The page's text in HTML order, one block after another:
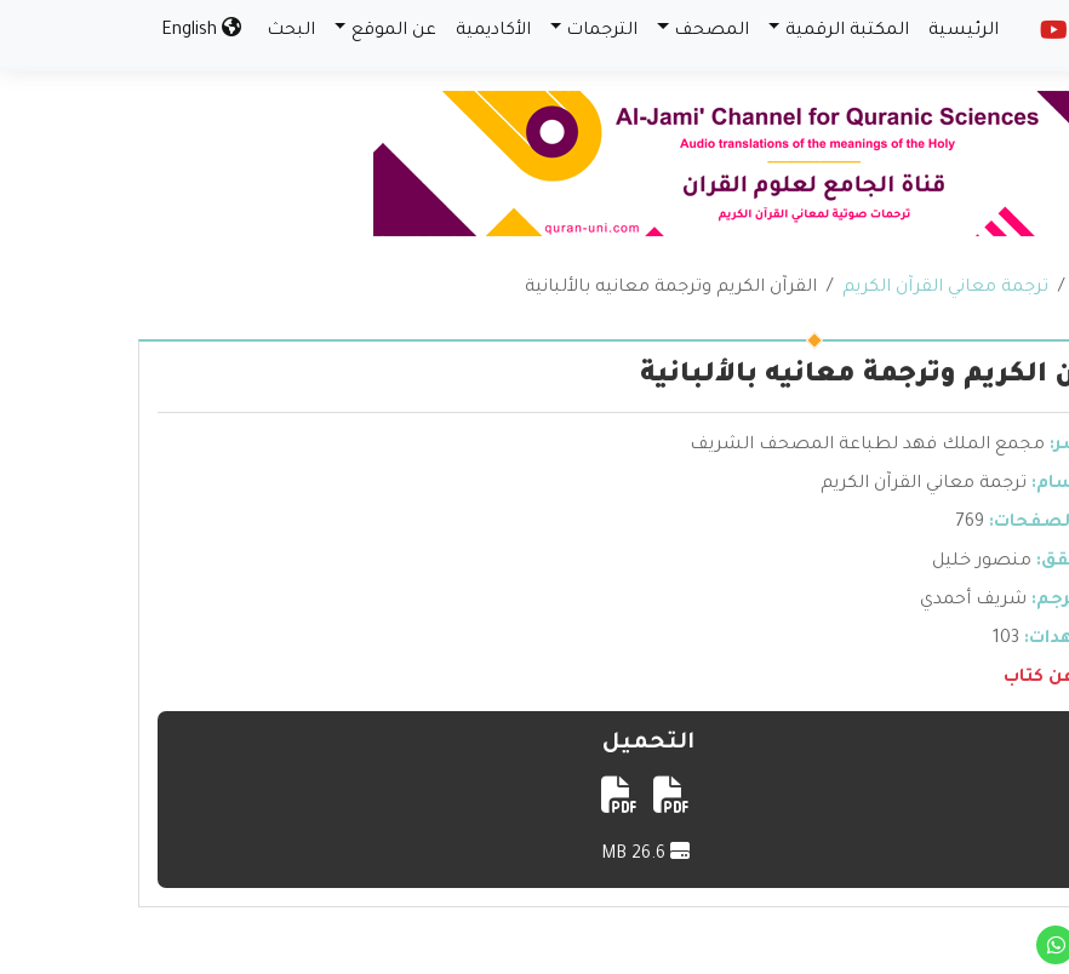
الرئيسية المكتبة الرقمية المصحف الترجمات الأكاديمية عن الموقع البحث
ترجمة معاني القرآن الكريم القرآن الكريم وترجمة معانيه بالألبانية
الكريم وترجمة معانيه بالألبانية
مجمع الملك فهد لطباعة المصحف الشريف
ترجمة معاني القرآن الكريم
769
منصور خليل
شريف أحمدي
كتاب
التحميل